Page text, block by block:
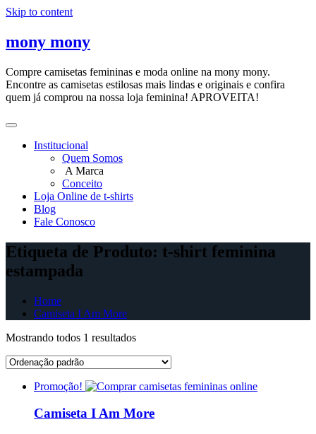
Skip to content
mony mony
Compre camisetas femininas e moda online na mony mony.
Encontre as camisetas estilosas mais lindas e originais e confira
quem já comprou na nossa loja feminina! APROVEITA!
Institucional
Quem Somos
A Marca
Conceito
Loja Online de t-shirts
Blog
Fale Conosco
Etiqueta de Produto: t-shirt feminina
estampada
Home
Camiseta I Am More
Mostrando todos 1 resultados
Promoção!
Camiseta I Am More